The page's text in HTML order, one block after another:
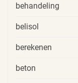
behandeling
belisol
berekenen
beton